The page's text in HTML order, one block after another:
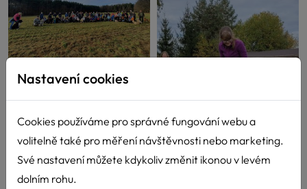
Vánoční procházka 2022
Nastavení cookies
Cookies používáme pro správné fungování webu a
volitelně také pro měření návštěvnosti nebo marketing.
Své nastavení můžete kdykoliv změnit ikonou v levém
dolním rohu.